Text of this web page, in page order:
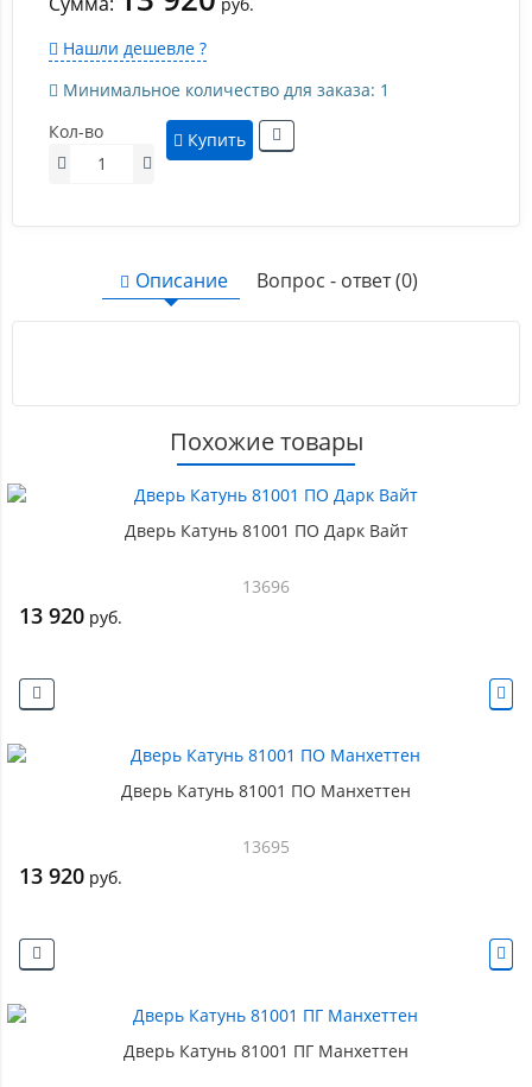
Нашли дешевле ?
Минимальное количество для заказа: 1
Кол-во
Купить
Описание Вопрос - ответ (0)
Похожие товары
Дверь Катунь 81001 ПО Дарк Вайт
13696
13 920 руб.
Дверь Катунь 81001 ПО Манхеттен
13695
13 920 руб.
Дверь Катунь 81001 ПГ Манхеттен